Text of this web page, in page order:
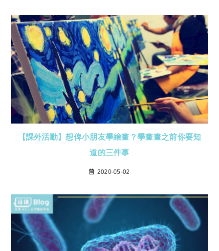
【課外活動】想俾小朋友學繪畫？學畫畫之前你要知
道的三件事
2020-05-02